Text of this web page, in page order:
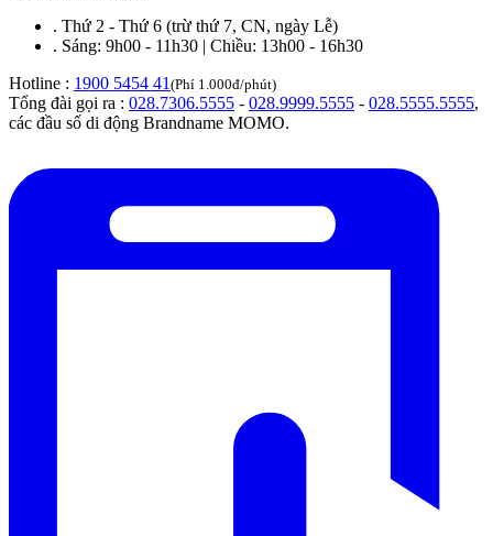
. Thứ 2 - Thứ 6 (trừ thứ 7, CN, ngày Lễ)
. Sáng: 9h00 - 11h30 | Chiều: 13h00 - 16h30
Hotline : 1900 5454 41 (Phí 1.000đ/phút)
Tổng đài gọi ra : 028.7306.5555 - 028.9999.5555 - 028.5555.5555,
các đầu số di động Brandname MOMO.